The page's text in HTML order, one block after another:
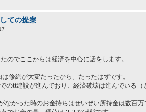
ての提案
のでここからは経済を中心に話をします。
修繕が大変だったから、だったはずです。
のtt建設が進んでおり、経済破壊は進んでいる（
なかった時のお金持ちはせいぜい所持金は数百万